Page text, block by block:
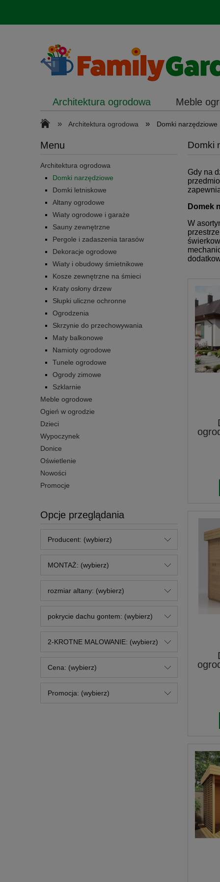
Architektura ogrodowa Meble
Oświetlenie
» Architektura ogrodowa » Domki narzędziowe
Menu
Architektura ogrodowa
Domki narzędziowe
Domki letniskowe
Altany ogrodowe
Wiaty ogrodowe i garaże
Sauny zewnętrzne
Pergole i zadaszenia tarasów
Dekoracje ogrodowe
Wiaty i obudowy śmietnikowe
Kosze zewnętrzne na śmieci
Kraty osłony drzew
Słupki uliczne ochronne
Ogrodzenia
Skrzynie do przechowywania
Maty balkonowe
Namioty ogrodowe
Tunele ogrodowe
Ogrody zimowe
Szklarnie
Meble ogrodowe
Ogień w ogrodzie
Dzieci
Wypoczynek
Donice
Oświetlenie
Nowości
Promocje
Opcje przeglądania
Producent: (wybierz)
MONTAŻ: (wybierz)
rozmiar altany: (wybierz)
pokrycie dachu gontem: (wybierz)
2-KROTNE MALOWANIE: (wybierz)
Cena: (wybierz)
Promocja: (wybierz)
Domki
Gdy na
Domek
W